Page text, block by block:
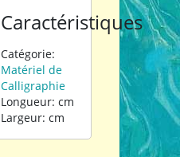
Caractéristiques
Catégorie:
Matériel de
Calligraphie
Longueur: cm
Largeur: cm